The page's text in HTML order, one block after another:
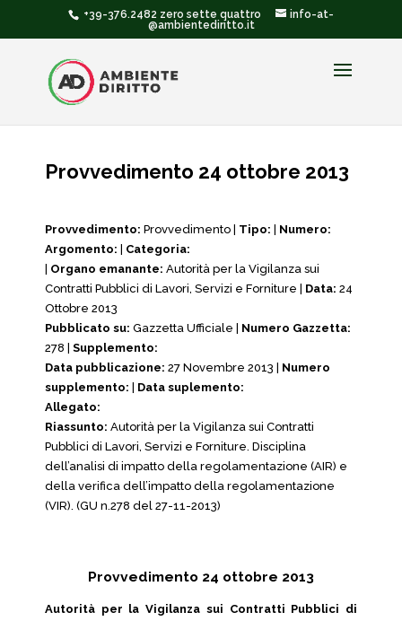
+39-376.2482 zero sette quattro
info-at-
@ambientediritto.it
Provvedimento 24 ottobre 2013
Provvedimento: Provvedimento | Tipo:
Numero:
Argomento:
Categoria:
Organo emanante: Autorità per la Vigilanza sui
Contratti Pubblici di Lavori, Servizi e Forniture | Data: 24
Ottobre 2013
Pubblicato su: Gazzetta Ufficiale | Numero Gazzetta:
278 | Supplemento:
Data pubblicazione: 27 Novembre 2013 | Numero
supplemento:
Data suplemento:
Allegato:
Riassunto: Autorità per la Vigilanza sui Contratti
Pubblici di Lavori, Servizi e Forniture. Disciplina
dell’analisi di impatto della regolamentazione (AIR) e
della verifica dell’impatto della regolamentazione
(VIR). (GU n.278 del 27-11-2013)
Provvedimento 24 ottobre 2013
Autorità per la Vigilanza sui Contratti Pubblici di